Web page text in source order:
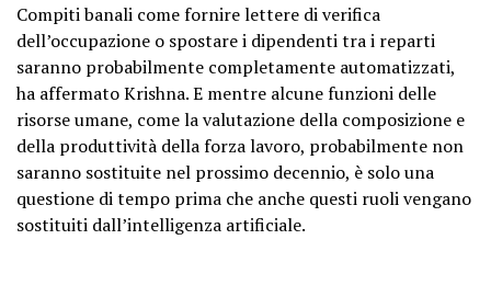
Compiti banali come fornire lettere di verifica
dell’occupazione o spostare i dipendenti tra i reparti
saranno probabilmente completamente automatizzati,
ha affermato Krishna. E mentre alcune funzioni delle
risorse umane, come la valutazione della composizione e
della produttività della forza lavoro, probabilmente non
saranno sostituite nel prossimo decennio, è solo una
questione di tempo prima che anche questi ruoli vengano
sostituiti dall’intelligenza artificiale.